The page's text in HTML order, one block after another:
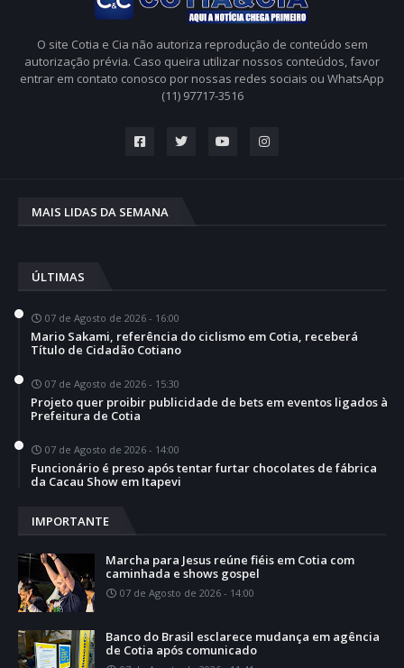
O site Cotia e Cia não autoriza reprodução de conteúdo sem
autorização prévia. Caso queira utilizar nossos conteúdos, favor
entrar em contato conosco por nossas redes sociais ou WhatsApp
(11) 97717-3516
MAIS LIDAS DA SEMANA
ÚLTIMAS
07 de Agosto de 2026 - 16:00
Mario Sakami, referência do ciclismo em Cotia, receberá
Título de Cidadão Cotiano
07 de Agosto de 2026 - 15:30
Projeto quer proibir publicidade de bets em eventos ligados à
Prefeitura de Cotia
07 de Agosto de 2026 - 14:00
Funcionário é preso após tentar furtar chocolates de fábrica
da Cacau Show em Itapevi
IMPORTANTE
Marcha para Jesus reúne fiéis em Cotia com
caminhada e shows gospel
07 de Agosto de 2026 - 14:00
Banco do Brasil esclarece mudança em agência
de Cotia após comunicado